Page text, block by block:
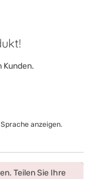
5 Sternen
Kunden.
anzeigen.
Teilen Sie Ihre